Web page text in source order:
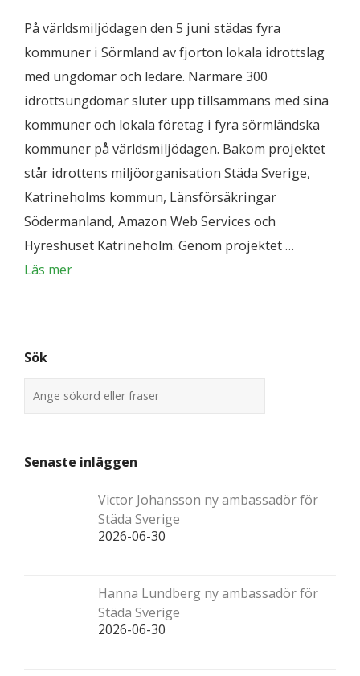
På världsmiljödagen den 5 juni städas fyra
kommuner i Sörmland av fjorton lokala idrottslag
med ungdomar och ledare. Närmare 300
idrottsungdomar sluter upp tillsammans med sina
kommuner och lokala företag i fyra sörmländska
kommuner på världsmiljödagen. Bakom projektet
står idrottens miljöorganisation Städa Sverige,
Katrineholms kommun, Länsförsäkringar
Södermanland, Amazon Web Services och
Hyreshuset Katrineholm. Genom projektet …
Läs mer
Sök
Senaste inläggen
Victor Johansson ny ambassadör för
Städa Sverige
2026-06-30
Hanna Lundberg ny ambassadör för
Städa Sverige
2026-06-30